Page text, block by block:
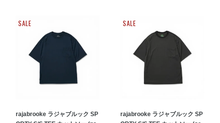
SALE
rajabrooke ラジャブルック SP
SALE
rajabrooke ラジャブルック SP